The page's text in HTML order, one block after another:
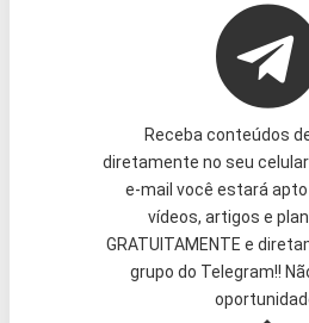
Receba conteúdos
diretamente no seu
e-mail você estará
vídeos, artigos e
GRATUITAMENTE e
grupo do Telegram!!